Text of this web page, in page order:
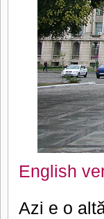
English
Azi e o